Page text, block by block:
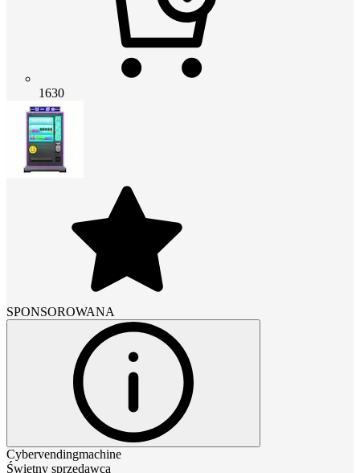
1630
SPONSOROWANA
Cybervendingmachine
Świetny sprzedawca